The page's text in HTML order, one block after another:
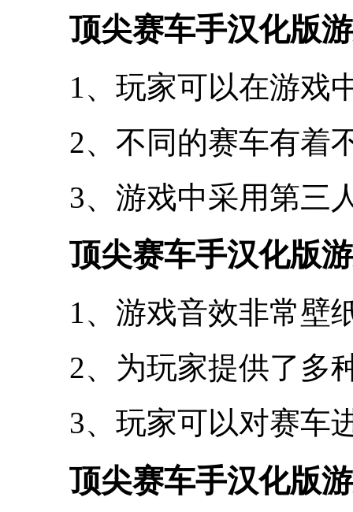
顶尖赛车手汉化版
1、玩家可以在游戏
2、不同的赛车有着
3、游戏中采用第三
顶尖赛车手汉化版
1、游戏音效非常壁
2、为玩家提供了多
3、玩家可以对赛车
顶尖赛车手汉化版